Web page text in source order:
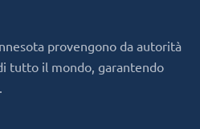
provengono da autorità
tutto il mondo, garantendo